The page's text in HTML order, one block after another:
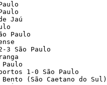
Jaú
Paulo
3 São Paulo
1-0 São Paulo
(São Caetano do Sul)